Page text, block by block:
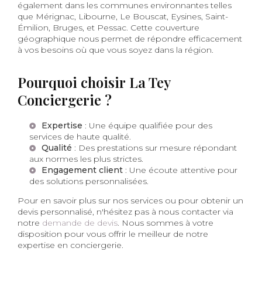
également dans les communes environnantes telles
que Mérignac, Libourne, Le Bouscat, Eysines, Saint-
Émilion, Bruges, et Pessac. Cette couverture
géographique nous permet de répondre efficacement
à vos besoins où que vous soyez dans la région.
Pourquoi choisir La Tey
Conciergerie ?
Expertise : Une équipe qualifiée pour des
services de haute qualité.
Qualité : Des prestations sur mesure répondant
aux normes les plus strictes.
Engagement client : Une écoute attentive pour
des solutions personnalisées.
Pour en savoir plus sur nos services ou pour obtenir un
devis personnalisé, n'hésitez pas à nous contacter via
notre demande de devis. Nous sommes à votre
disposition pour vous offrir le meilleur de notre
expertise en conciergerie.